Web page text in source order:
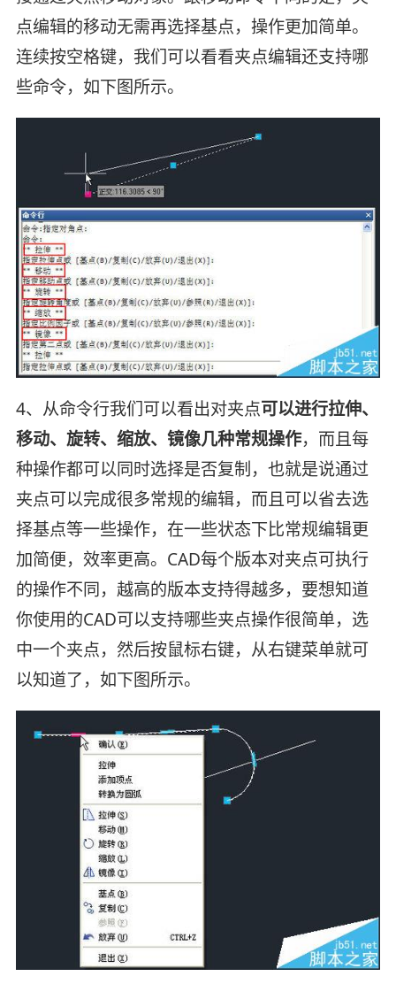
点编辑的移动无需再选择基点，操作更加简单。
连续按空格键，我们可以看看夹点编辑还支持哪
些命令，如下图所示。
4、从命令行我们可以看出对夹点可以进行拉伸、
移动、旋转、缩放、镜像几种常规操作，而且每
种操作都可以同时选择是否复制，也就是说通过
夹点可以完成很多常规的编辑，而且可以省去选
择基点等一些操作，在一些状态下比常规编辑更
加简便，效率更高。CAD每个版本对夹点可执行
的操作不同，越高的版本支持得越多，要想知道
你使用的CAD可以支持哪些夹点操作很简单，选
中一个夹点，然后按鼠标右键，从右键菜单就可
以知道了，如下图所示。